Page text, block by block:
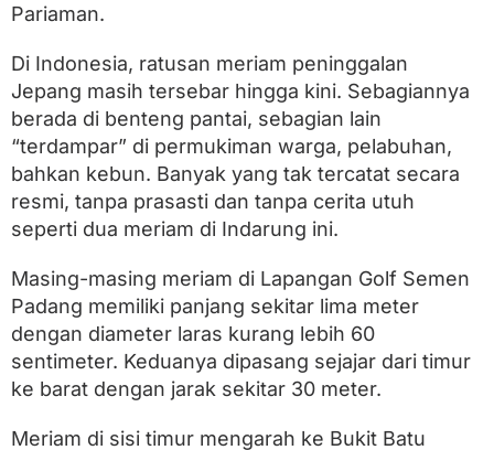
Pariaman.
Di Indonesia, ratusan meriam peninggalan
Jepang masih tersebar hingga kini. Sebagiannya
berada di benteng pantai, sebagian lain
“terdampar” di permukiman warga, pelabuhan,
bahkan kebun. Banyak yang tak tercatat secara
resmi, tanpa prasasti dan tanpa cerita utuh
seperti dua meriam di Indarung ini.
Masing-masing meriam di Lapangan Golf Semen
Padang memiliki panjang sekitar lima meter
dengan diameter laras kurang lebih 60
sentimeter. Keduanya dipasang sejajar dari timur
ke barat dengan jarak sekitar 30 meter.
Meriam di sisi timur mengarah ke Bukit Batu